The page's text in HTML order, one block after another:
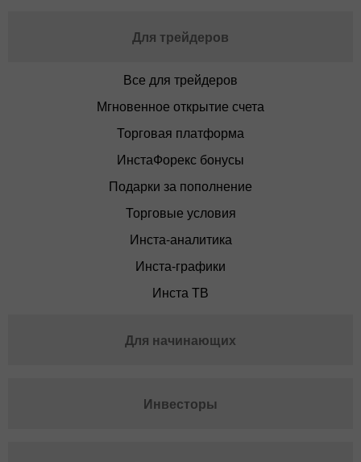
Для трейдеров
Все для трейдеров
Мгновенное открытие счета
Торговая платформа
ИнстаФорекс бонусы
Подарки за пополнение
Торговые условия
Инста-аналитика
Инста-графики
Инста ТВ
Для начинающих
Инвесторы